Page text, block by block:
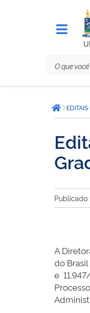
está
aqui:Página
EDITAIS
A
do
e